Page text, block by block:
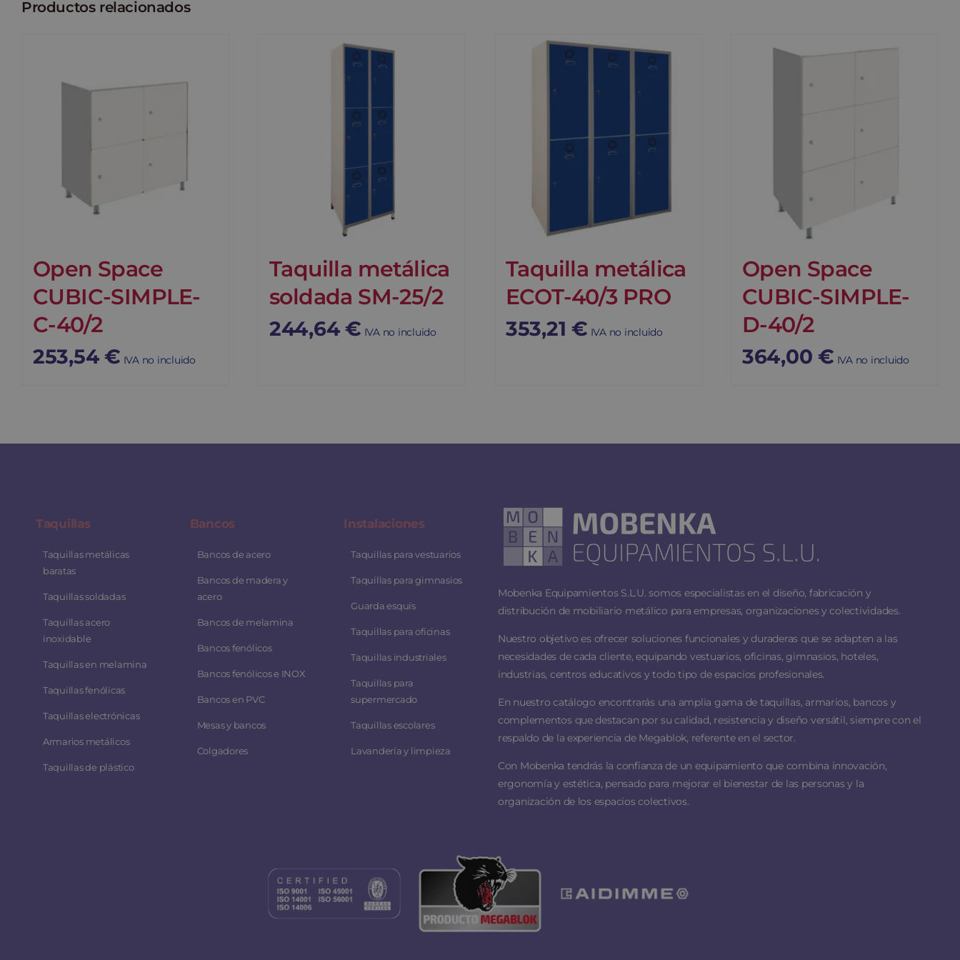
Productos relacionados
Open Space
CUBIC-SIMPLE-
C-40/2
253,54 € IVA no incluido
Taquilla metálica
soldada SM-25/2
244,64 € IVA no incluido
Taquilla metálica
ECOT-40/3 PRO
353,21 € IVA no incluido
Open Space
CUBIC-SIMPLE-
D-40/2
364,00 € IVA no incluido
Taquillas
Taquillas metálicas
baratas
Taquillas soldadas
Taquillas acero
inoxidable
Taquillas en melamina
Taquillas fenólicas
Taquillas electrónicas
Armarios metálicos
Taquillas de plástico
Bancos
Bancos de acero
Bancos de madera y
acero
Bancos de melamina
Bancos fenólicos
Bancos fenólicos e INOX
Bancos en PVC
Mesas y bancos
Colgadores
Instalaciones
Taquillas para vestuarios
Taquillas para gimnasios
Guarda esquís
Taquillas para oficinas
Taquillas industriales
Taquillas para
supermercado
Taquillas escolares
Lavandería y limpieza
Mobenka Equipamientos S.L.U. somos especialistas en el diseño, fabricación y
distribución de mobiliario metálico para empresas, organizaciones y colectividades.
Nuestro objetivo es ofrecer soluciones funcionales y duraderas que se adapten a las
necesidades de cada cliente, equipando vestuarios, oficinas, gimnasios, hoteles,
industrias, centros educativos y todo tipo de espacios profesionales.
En nuestro catálogo encontrarás una amplia gama de taquillas, armarios, bancos y
complementos que destacan por su calidad, resistencia y diseño versátil, siempre con el
respaldo de la experiencia de Megablok, referente en el sector.
Con Mobenka tendrás la confianza de un equipamiento que combina innovación,
ergonomía y estética, pensado para mejorar el bienestar de las personas y la
organización de los espacios colectivos.